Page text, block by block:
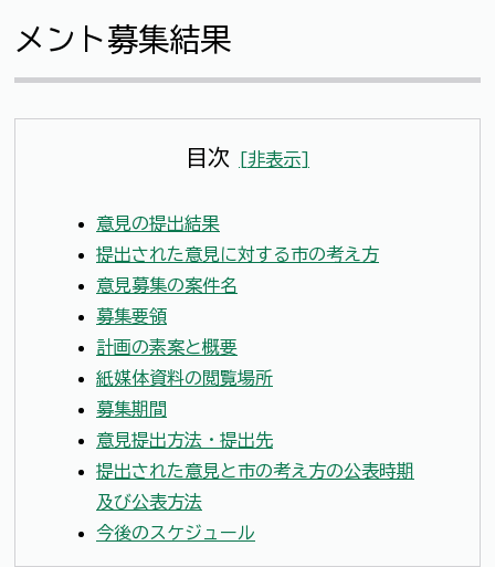
メント募集結果
目次 [非表示]
意見の提出結果
提出された意見に対する市の考え方
意見募集の案件名
募集要領
計画の素案と概要
紙媒体資料の閲覧場所
募集期間
意見提出方法・提出先
提出された意見と市の考え方の公表時期
及び公表方法
今後のスケジュール